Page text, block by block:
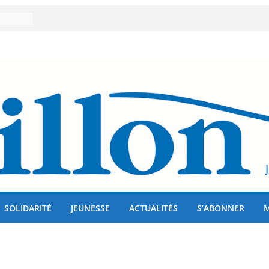
!
SOLIDARITÉ JEUNESSE ACTUALITÉS S’ABONNER